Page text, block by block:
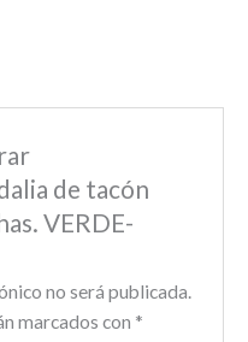
de tacón
VERDE-
no será publicada.
marcados con *